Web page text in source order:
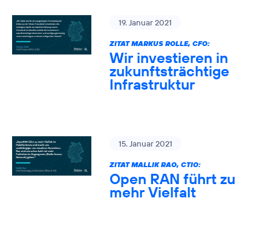
19. Januar 2021
ZITAT MARKUS ROLLE, CFO:
Wir investieren in
zukunftsträchtige
Infrastruktur
15. Januar 2021
ZITAT MALLIK RAO, CTIO:
Open RAN führt zu
mehr Vielfalt